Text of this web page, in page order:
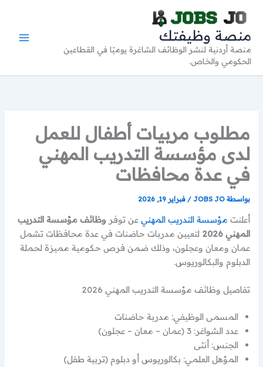
المحتوى
منصة وظيفتك
منصة أردنية لنشر الوظائف الشاغرة يوميًا في القطاعين
الحكومي والخاص.
مطلوب مربيات أطفال للعمل
لدى مؤسسة التدريب المهني
في عدة محافظات
بواسطة JOBS JO
/فبراير 19, 2026
أعلنت مؤسسة التدريب المهني عن توفروظائف مؤسسة التدريب
المهني 2026
لتعيين مدربات حاضنات في عدة محافظات تشمل
عمان ومعان وعجلون، وذلك ضمن فرص حكومية مميزة لحملة
الدبلوم والبكالوريوس.
تفاصيل وظائف مؤسسة التدريب المهني 2026
المسمى الوظيفي: مدربة حاضنات
عدد الشواغر: 3 (عمان – معان – عجلون)
الجنس: أنثى
المؤهل العلمي: بكالوريوس أو دبلوم (تربية طفل)